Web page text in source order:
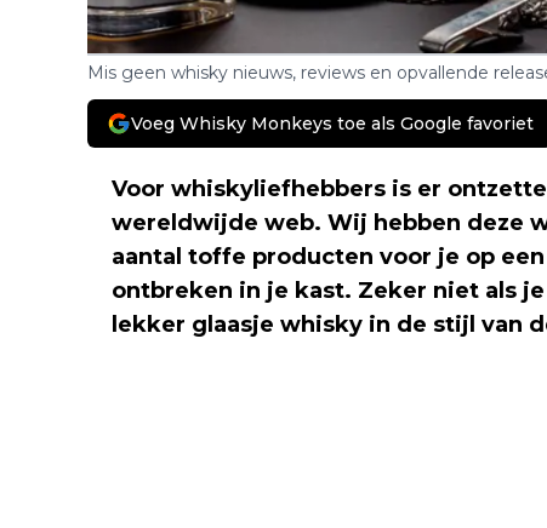
Mis geen whisky nieuws, reviews en opvallende
Voeg Whisky Monkeys toe als Google favoriet
Voor whiskyliefhebbers is er
wereldwijde web. Wij hebben deze
aantal toffe producten voor je op
ontbreken in je kast. Zeker niet als
lekker glaasje whisky in de stijl van